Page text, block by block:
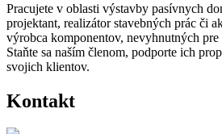
Pracujete v oblasti výstavby pasívnych
projektant, realizátor stavebných prác či
výrobca komponentov, nevyhnutných
Staňte sa naším členom, podporte ich
svojich klientov.
Kontakt